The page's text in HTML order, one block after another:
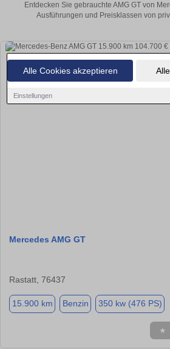
Alle Cookies akzeptieren
Einstellungen
Entdecken Sie gebrauchte AMG GT von
Ausführungen und Preisklassen von
Mercedes AMG GT
Rastatt, 76437
15.900 km Benzin 350 kw (476 PS)
★